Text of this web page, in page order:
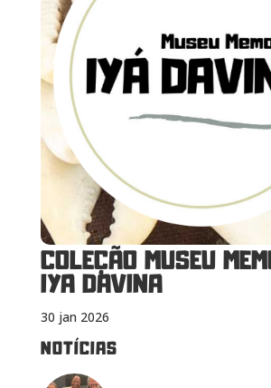
COLEÇÃO MUSEU
IYA DAVINA
30 jan 2026
NOTÍCIAS